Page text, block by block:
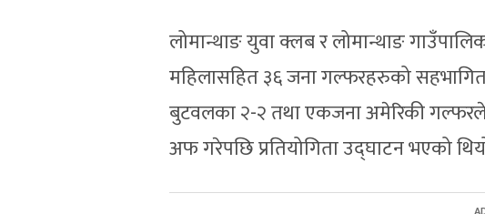
लोमान्थाङ युवा क्लब र लोमान्थाङ
महिलासहित ३६ जना गल्फरहरुको
बुटवलका २-२ तथा एकजना अमेरिकी गल्फरले
अफ गरेपछि प्रतियोगिता उद्घाटन भएको